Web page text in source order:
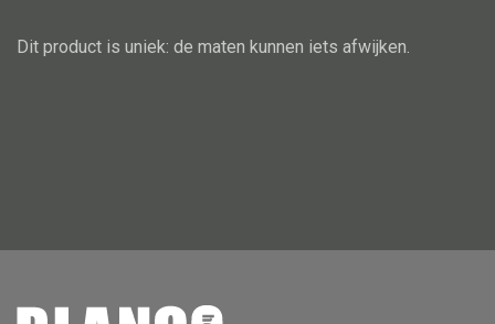
Bank IJzer
Dit product is uniek: de maten kunnen iets afwijken.